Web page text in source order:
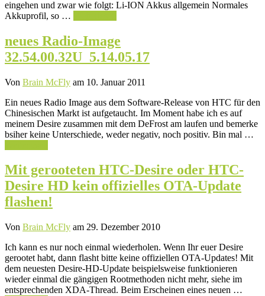
eingehen und zwar wie folgt: Li-ION Akkus allgemein Normales
Akkuprofil, so …
neues Radio-Image
32.54.00.32U_5.14.05.17
Von Brain McFly am 10. Januar 2011
Ein neues Radio Image aus dem Software-Release von HTC für den
Chinesischen Markt ist aufgetaucht. Im Moment habe ich es auf
meinem Desire zusammen mit dem DeFrost am laufen und bemerke
bsiher keine Unterschiede, weder negativ, noch positiv. Bin mal …
Mit gerooteten HTC-Desire oder HTC-
Desire HD kein offizielles OTA-Update
flashen!
Von Brain McFly am 29. Dezember 2010
Ich kann es nur noch einmal wiederholen. Wenn Ihr euer Desire
gerootet habt, dann flasht bitte keine offiziellen OTA-Updates! Mit
dem neuesten Desire-HD-Update beispielsweise funktionieren
wieder einmal die gängigen Rootmethoden nicht mehr, siehe im
entsprechenden XDA-Thread. Beim Erscheinen eines neuen …